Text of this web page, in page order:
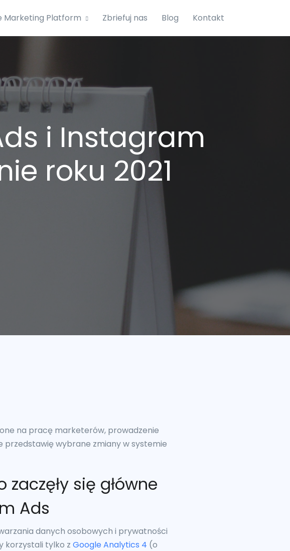
Marketing Platform Zbriefuj nas Blog Kontakt
i Instagram
roku 2021
one na pracę marketerów, prowadzenie
przedstawię wybrane zmiany w systemie
się główne
Ads
danych osobowych i prywatności
korzystali tylko z Google Analytics 4 (o